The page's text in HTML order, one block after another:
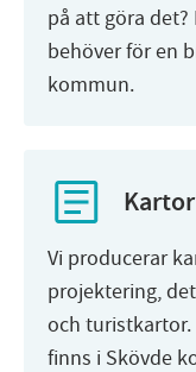
på att göra
behöver för en
kommun.
Kartor
Vi producerar
projektering,
och turistkartor.
finns i Skövde